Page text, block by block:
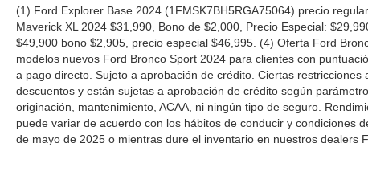
(1) Ford Explorer Base 2024 (1FMSK7BH5RGA75064) precio
Maverick XL 2024 $31,990, Bono de $2,000, Precio Especial:
$49,900 bono $2,905, precio especial $46,995. (4) Oferta Ford
modelos nuevos Ford Bronco Sport 2024 para clientes con
a pago directo. Sujeto a aprobación de crédito. Ciertas
descuentos y están sujetas a aprobación de crédito según
originación, mantenimiento, ACAA, ni ningún tipo de seguro.
puede variar de acuerdo con los hábitos de conducir y condiciones
de mayo de 2025 o mientras dure el inventario en nuestros dealers